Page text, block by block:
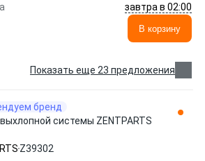
завтра в 02:00
В корзину
Показать еще 23 предложения
бренд
системы ZENTPARTS
Z39302